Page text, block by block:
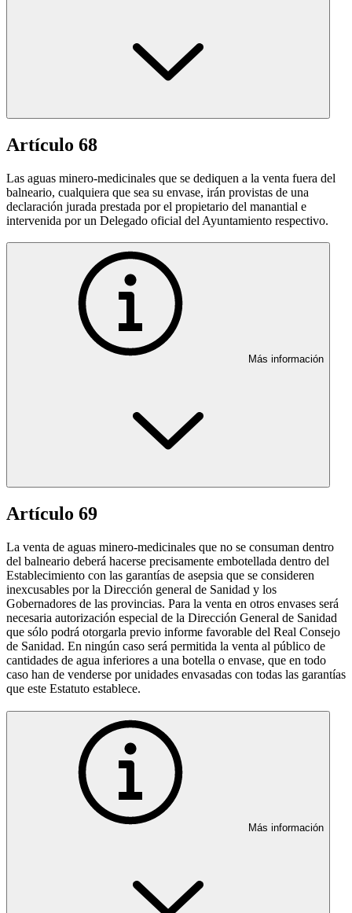
Artículo 68
Las aguas minero-medicinales que se dediquen a la venta fuera del
balneario, cualquiera que sea su envase, irán provistas de una
declaración jurada prestada por el propietario del manantial e
intervenida por un Delegado oficial del Ayuntamiento respectivo.
Más información
Artículo 69
La venta de aguas minero-medicinales que no se consuman dentro
del balneario deberá hacerse precisamente embotellada dentro del
Establecimiento con las garantías de asepsia que se consideren
inexcusables por la Dirección general de Sanidad y los
Gobernadores de las provincias. Para la venta en otros envases será
necesaria autorización especial de la Dirección General de Sanidad
que sólo podrá otorgarla previo informe favorable del Real Consejo
de Sanidad. En ningún caso será permitida la venta al público de
cantidades de agua inferiores a una botella o envase, que en todo
caso han de venderse por unidades envasadas con todas las garantías
que este Estatuto establece.
Más información